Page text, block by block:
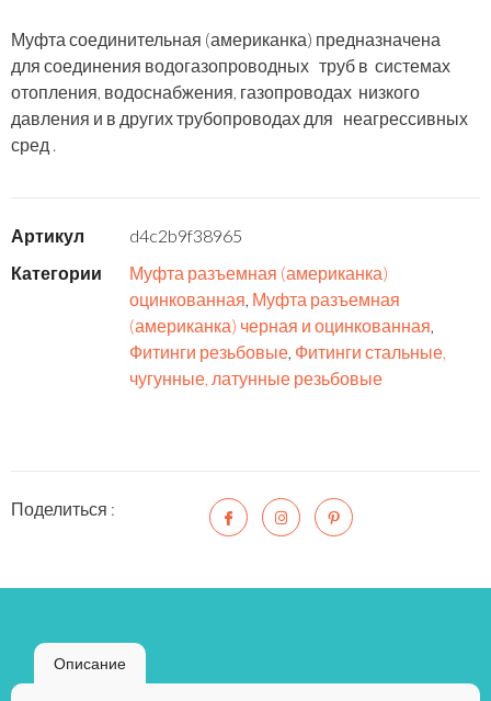
Муфта соединительная (американка) предназначена
для соединения водогазопроводных труб в системах
отопления, водоснабжения, газопроводах низкого
давления и в других трубопроводах для неагрессивных
сред .
Артикул
d4c2b9f38965
Категории
Муфта разъемная (американка)
оцинкованная, Муфта разъемная
(американка) черная и оцинкованная,
Фитинги резьбовые, Фитинги стальные,
чугунные, латунные резьбовые
Поделиться :
Описание